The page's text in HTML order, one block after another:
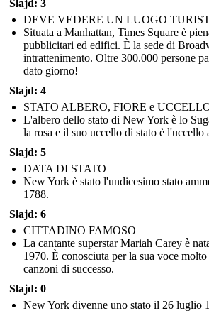
Slajd: 3
DEVE VEDERE UN LUOGO
Situata a Manhattan, Times Square è
pubblicitari ed edifici. È la sede di
intrattenimento. Oltre 300.000 persone
dato giorno!
Slajd: 4
STATO ALBERO, FIORE e
L'albero dello stato di New York è lo
la rosa e il suo uccello di stato è l'uccello
Slajd: 5
DATA DI STATO
New York è stato l'undicesimo stato
1788.
Slajd: 6
CITTADINO FAMOSO
La cantante superstar Mariah Carey è
1970. È conosciuta per la sua voce molto
canzoni di successo.
Slajd: 0
New York divenne uno stato il 26 luglio